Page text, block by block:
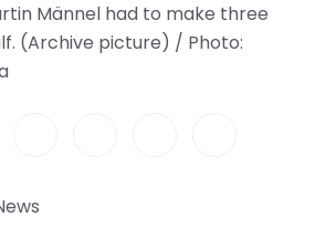
Männel had to make three
(Archive picture) / Photo: